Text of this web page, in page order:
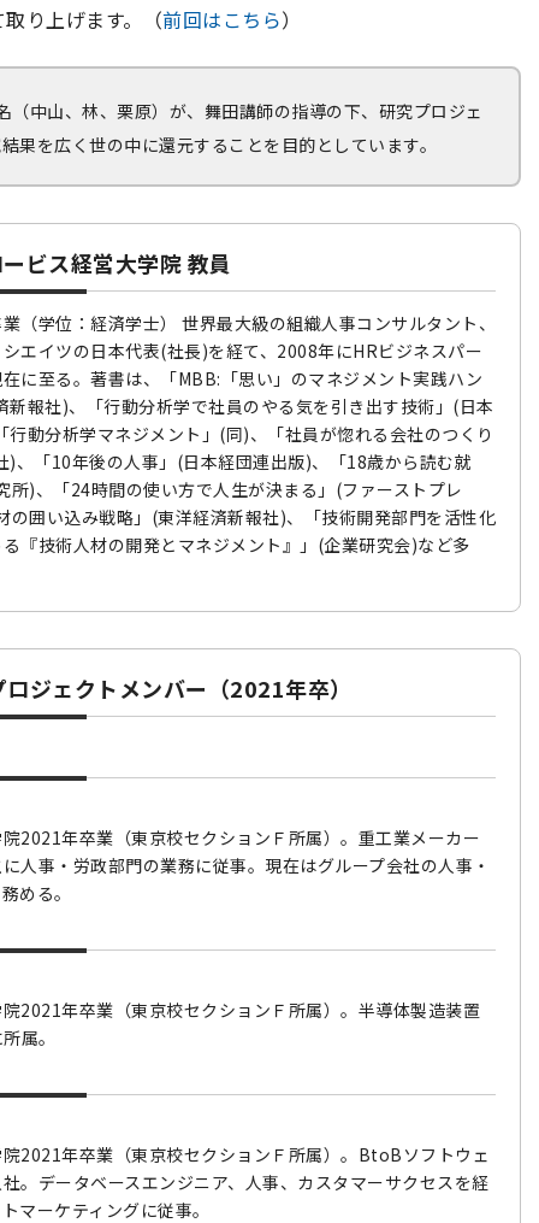
り上げます。（前回はこちら）
中山、林、栗原）が、舞田講師の指導の下、研究プロジェ
果を広く世の中に還元することを目的としています。
ビス経営大学院 教員
（学位：経済学士） 世界最大級の組織人事コンサルタント、
エイツの日本代表(社長)を経て、2008年にHRビジネスパー
に至る。著書は、「MBB:「思い」のマネジメント実践ハン
新報社)、「行動分析学で社員のやる気を引き出す技術」(日本
行動分析学マネジメント」(同)、「社員が惚れる会社のつくり
)、「10年後の人事」(日本経団連出版)、「18歳から読む就
所)、「24時間の使い方で人生が決まる」(ファーストプレ
の囲い込み戦略」(東洋経済新報社)、「技術開発部門を活性化
『技術人材の開発とマネジメント』」(企業研究会)など多
ジェクトメンバー（2021年卒）
2021年卒業（東京校セクションＦ所属）。重工業メーカー
人事・労政部門の業務に従事。現在はグループ会社の人事・
める。
2021年卒業（東京校セクションＦ所属）。半導体製造装置
属。
2021年卒業（東京校セクションＦ所属）。BtoBソフトウェ
。データベースエンジニア、人事、カスタマーサクセスを経
マーケティングに従事。